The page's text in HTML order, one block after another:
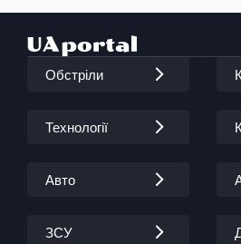
Обстріли
Технології
Авто
ЗСУ